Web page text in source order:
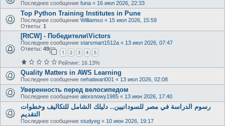
Последнее сообщение funa « 16 июл 2026, 22:33
Top Python Training Institutes in Pune
Последнее сообщение Williamso « 15 июл 2026, 15:59
Ответы: 1
[RtCW] - Победители\Victors
Последнее сообщение starsmart1512a « 13 июл 2026, 07:47
Ответы: 49
1 2 3 4 5
Рейтинг: 16.13%
Quality Matters in AWS Learning
Последнее сообщение nehatiwari001 « 13 июл 2026, 02:08
Уверенность перед велосипедом
Последнее сообщение alexsnowy1985 « 13 июн 2026, 17:40
رسوم الدراسة في مصر للسودانيين.. دليلك الشامل للتكاليف وخطوات
التقديم
Последнее сообщение studyeg « 10 июн 2026, 19:17